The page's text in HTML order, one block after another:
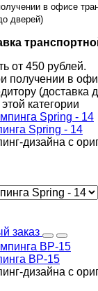
в офисе
дверей)
от 450 рублей.
получении в
(доставка
категории
Spring - 14
дизайна с
заказ
BP-15
дизайна с